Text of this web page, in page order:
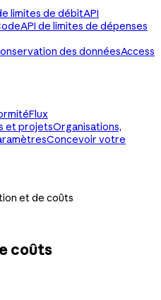
limites de débitAPI
API de limites de dépenses
des donnéesAccess
Flux
et projetsOrganisations,
Concevoir votre
et de coûts
coûts